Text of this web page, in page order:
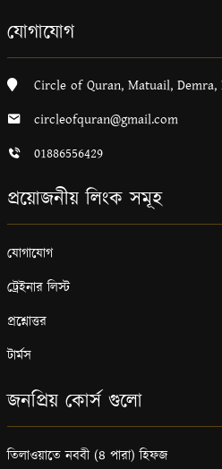
যোগাযোগ
Circle of Quran, Matuail, Demra,
circleofquran@gmail.com
01886556429
প্রয়োজনীয় লিংক সমূহ
যোগাযোগ
ট্রেইনার লিস্ট
প্রশ্নোত্তর
টার্মস
জনপ্রিয় কোর্স গুলো
তিলাওয়াতে নববী (৪ পারা) হিফজ